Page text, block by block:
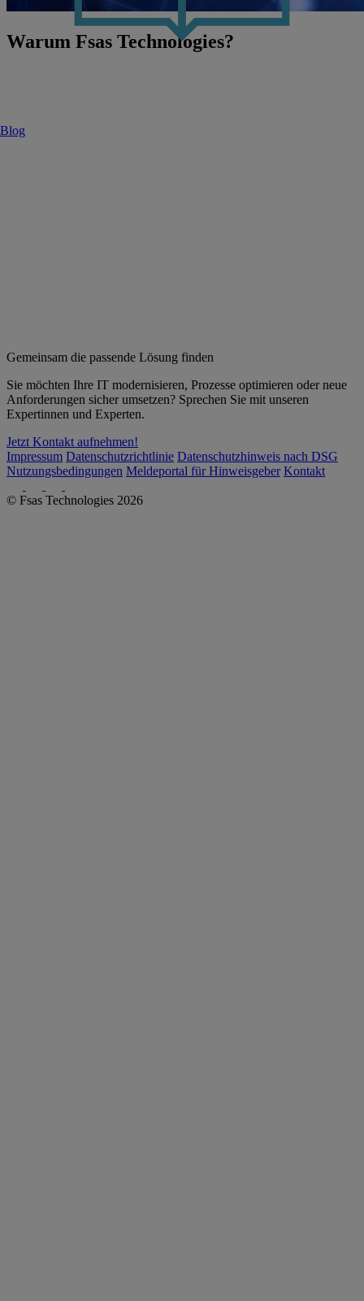
Blog
Warum Fsas Technologies?
und maßgeschneiderten Lösungen schaffen wir die digitale
Gemeinsam die passende Lösung finden
Sie möchten Ihre IT modernisieren, Prozesse optimieren oder neue
Anforderungen sicher umsetzen? Sprechen Sie mit unseren
Expertinnen und Experten.
Jetzt Kontakt aufnehmen!
Impressum Datenschutzrichtlinie Datenschutzhinweis nach DSG
Nutzungsbedingungen Meldeportal für Hinweisgeber Kontakt
© Fsas Technologies 2026